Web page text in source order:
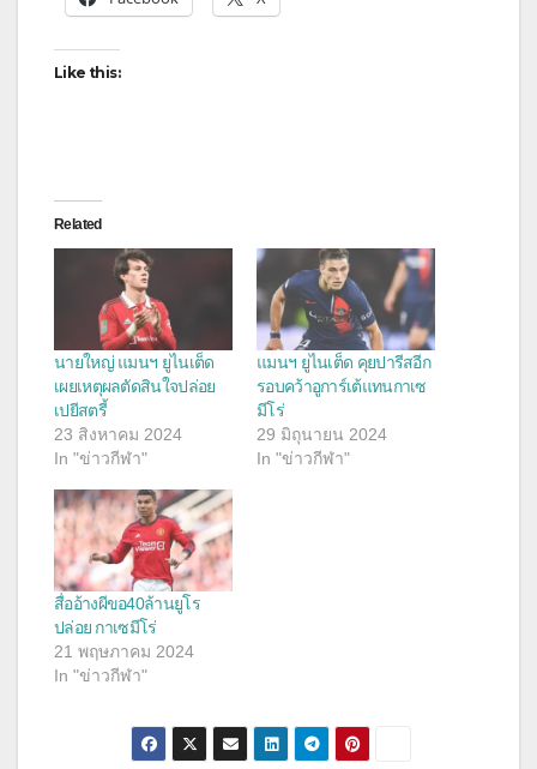
Like this:
Related
นายใหญ่ แมนฯ ยูไนเต็ด
เผยเหตุผลตัดสินใจปล่อย
เปยีสตรี้
23 สิงหาคม 2024
In "ข่าวกีฬา"
แมนฯ ยูไนเต็ด คุยปารีสอีก
รอบคว้าอูการ์เต้แทนกาเซ
มีโร่
29 มิถุนายน 2024
In "ข่าวกีฬา"
สื่ออ้างผีขอ40ล้านยูโร
ปล่อย กาเซมีโร่
21 พฤษภาคม 2024
In "ข่าวกีฬา"